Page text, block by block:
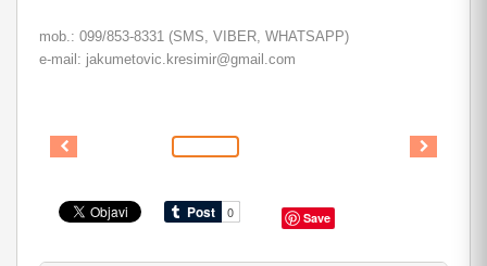
mob.: 099/853-8331 (SMS, VIBER, WHATSAPP)
e-mail: jakumetovic.kresimir@gmail.com
Save